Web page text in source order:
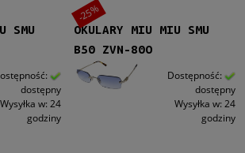
SMU
dostępny
Wysyłka w: 24
godziny
OKULARY MIU MIU SMU
B50 ZVN-80O
Dostępność:
dostępny
Wysyłka w: 24
godziny
-25%